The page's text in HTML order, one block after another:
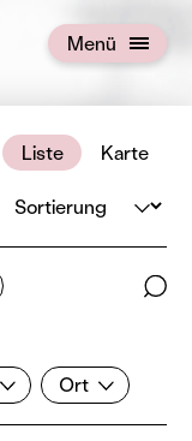
Menü
Menü öffnen
Liste Karte
Sortierung
OrtOrt